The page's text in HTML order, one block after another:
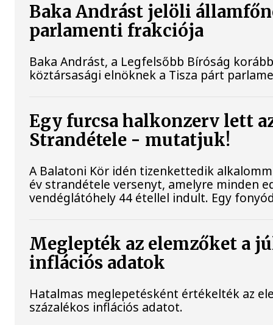
Baka Andrást jelöli
parlamenti frakciója
Baka Andrást, a Legfelsőbb Bíróság
köztársasági elnöknek a Tisza párt
Egy furcsa halkonzerv lett
Strandétele - mutatjuk!
A Balatoni Kör idén tizenkettedik
év strandétele versenyt, amelyre minden
vendéglátóhely 44 étellel indult. Egy
Meglepték az elemzőket a
inflációs adatok
Hatalmas meglepetésként értékelték az
százalékos inflációs adatot.